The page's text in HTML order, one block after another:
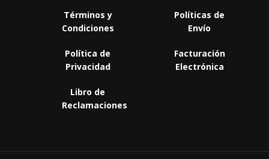
Términos y
Condiciones
Política de
Privacidad
Libro de
Reclamaciones
Políticas de
Envío
Facturación
Electrónica